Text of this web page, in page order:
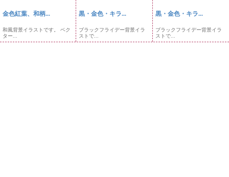
金色紅葉、和柄...
和風背景イラストです。 ベク
ター...
黒・金色・キラ...
ブラックフライデー背景イラ
ストで...
黒・金色・キラ...
ブラックフライデー背景イラ
ストで...